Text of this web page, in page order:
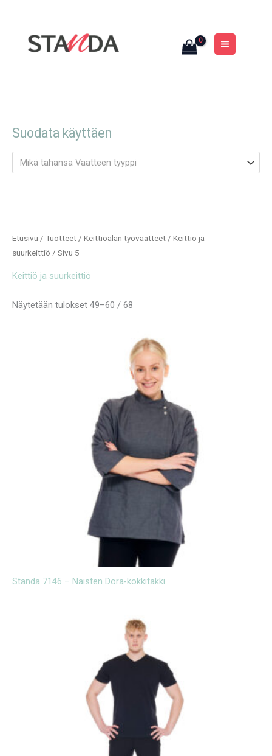
sisältöön
MENU
Suodata käyttäen
Mikä tahansa Vaatteen tyyppi
Etusivu / Tuotteet / Keittiöalan työvaatteet / Keittiö ja
suurkeittiö / Sivu 5
Keittiö ja suurkeittiö
Näytetään tulokset 49–60 / 68
Standa 7146 – Naisten Dora-kokkitakki